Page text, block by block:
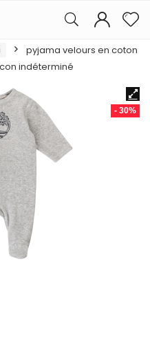
pyjama velours en coton
indéterminé
- 30%